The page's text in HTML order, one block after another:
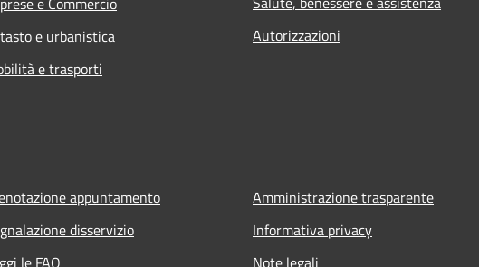
e urbanistica
e trasporti
Autorizzazioni
appuntamento
disservizio
le FAQ
Amministrazione trasparente
Informativa privacy
Note legali